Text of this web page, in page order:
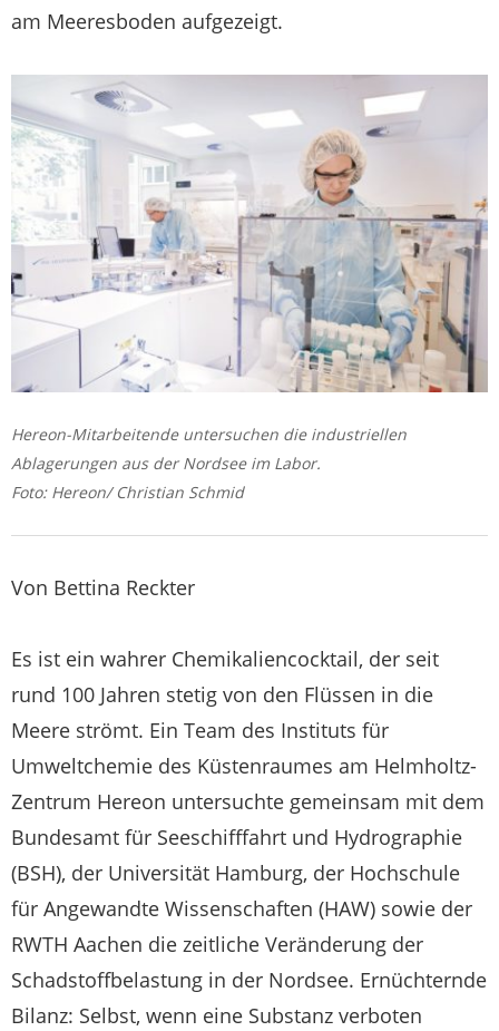
am Meeresboden aufgezeigt.
Hereon-Mitarbeitende untersuchen die industriellen
Ablagerungen aus der Nordsee im Labor.
Foto: Hereon/ Christian Schmid
Von Bettina Reckter
Es ist ein wahrer Chemikaliencocktail, der seit
rund 100 Jahren stetig von den Flüssen in die
Meere strömt. Ein Team des Instituts für
Umweltchemie des Küstenraumes am Helmholtz-
Zentrum Hereon untersuchte gemeinsam mit dem
Bundesamt für Seeschifffahrt und Hydrographie
(BSH), der Universität Hamburg, der Hochschule
für Angewandte Wissenschaften (HAW) sowie der
RWTH Aachen die zeitliche Veränderung der
Schadstoffbelastung in der Nordsee. Ernüchternde
Bilanz: Selbst, wenn eine Substanz verboten